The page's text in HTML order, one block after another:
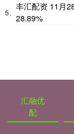
5、
丰汇配资 11月
28.89%
汇融优
配